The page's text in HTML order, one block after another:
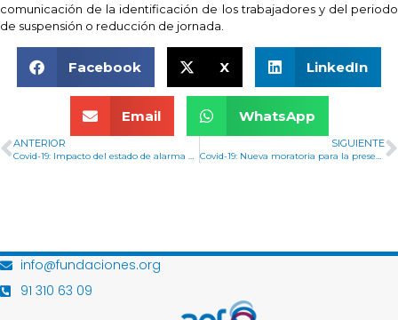
comunicación de la identificación de los trabajadores y del periodo
de suspensión o reducción de jornada.
Facebook X LinkedIn
Email WhatsApp
ANTERIOR SIGUIENTE
info@fundaciones.org
91 310 63 09